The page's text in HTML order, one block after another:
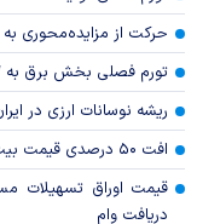
حرکت از مزایده‌محوری به
تورم فصلی بخش برق به ۶۵.۷ درصد رسید
ریشه نوسانات ارزی در
افت ۵۰ درصدی قیمت بیت‌کوین؛ فرصت خرید یا آغاز دوره نزولی؟
قیمت اوراق تسهیلات
دریافت وام